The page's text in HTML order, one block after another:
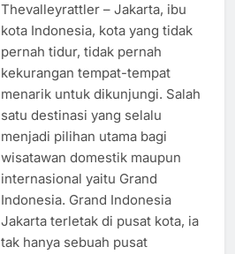
Thevalleyrattler – Jakarta, ibu
kota Indonesia, kota yang tidak
pernah tidur, tidak pernah
kekurangan tempat-tempat
menarik untuk dikunjungi. Salah
satu destinasi yang selalu
menjadi pilihan utama bagi
wisatawan domestik maupun
internasional yaitu Grand
Indonesia. Grand Indonesia
Jakarta terletak di pusat kota, ia
tak hanya sebuah pusat